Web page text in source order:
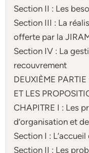
Section II : Les
Section III : La
offerte par la
Section IV : La
recouvrement
DEUXIÈME
ET LES
CHAPITRE I : Les
d’organisation et
Section I :
Section II : Les